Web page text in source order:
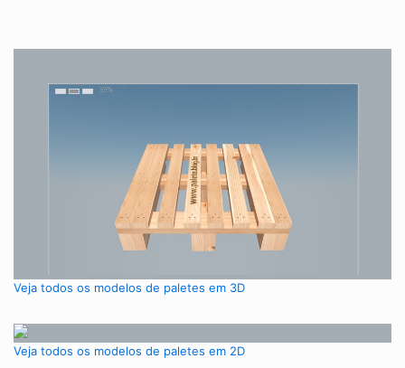
Veja todos os modelos de paletes em 3D
Veja todos os modelos de paletes em 2D